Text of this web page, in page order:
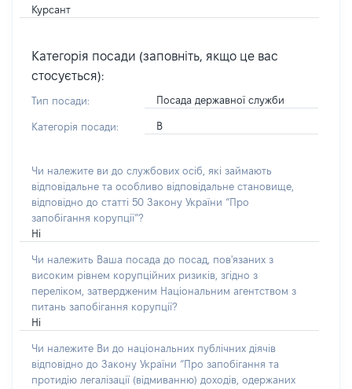
Курсант
Категорія посади (заповніть, якщо це вас
стосується):
Тип посади: Посада державної служби
Категорія посади: В
Чи належите ви до службових осіб, які займають
відповідальне та особливо відповідальне становище,
відповідно до статті 50 Закону України “Про
запобігання корупції”?
Ні
Чи належить Ваша посада до посад, пов'язаних з
високим рівнем корупційних ризиків, згідно з
переліком, затвердженим Національним агентством з
питань запобігання корупції?
Ні
Чи належите Ви до національних публічних діячів
відповідно до Закону України “Про запобігання та
протидію легалізації (відмиванню) доходів, одержаних